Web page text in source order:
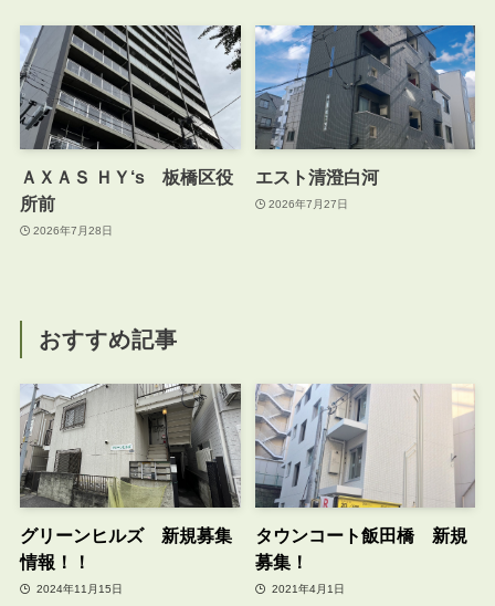
ＡＸＡＳ ＨＹ‘s 板橋区役
所前
2026年7月28日
エスト清澄白河
2026年7月27日
おすすめ記事
グリーンヒルズ 新規募集
情報！！
2024年11月15日
タウンコート飯田橋 新規
募集！
2021年4月1日